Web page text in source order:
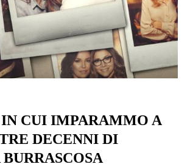
IN CUI IMPARAMMO A
DECENNI DI